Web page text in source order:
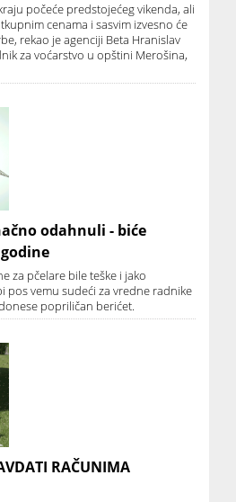
počeće predstojećeg vikenda, ali
cenama i sasvim izvesno će
rekao je agenciji Beta Hranislav
za voćarstvo u opštini Merošina,
odahnuli - biće
za pčelare bile teške i jako
pos vemu sudeći za vredne radnike
popriličan berićet.
RAČUNIMA